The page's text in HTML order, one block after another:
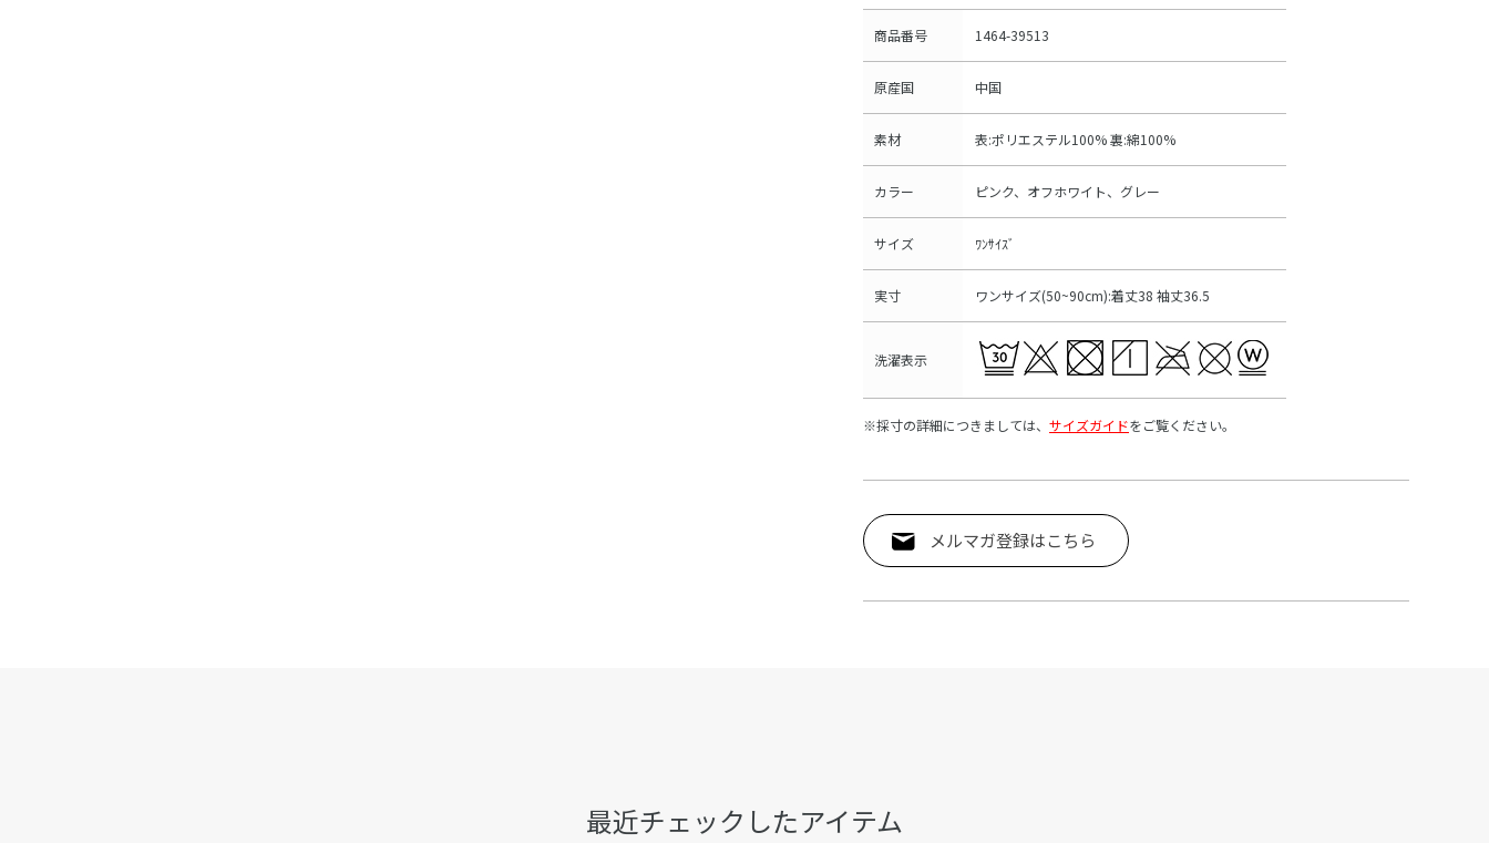
商品番号 1464-39513
原産国 中国
素材 表:ポリエステル100% 裏:綿100%
カラー ピンク、オフホワイト、グレー
サイズ ﾜﾝｻｲｽﾞ
実寸 ワンサイズ(50~90cm):着丈38 袖丈36.5
洗濯表示
※採寸の詳細につきましては、 サイズガイドをご覧ください。
メルマガ登録はこちら
最近チェックしたアイテム